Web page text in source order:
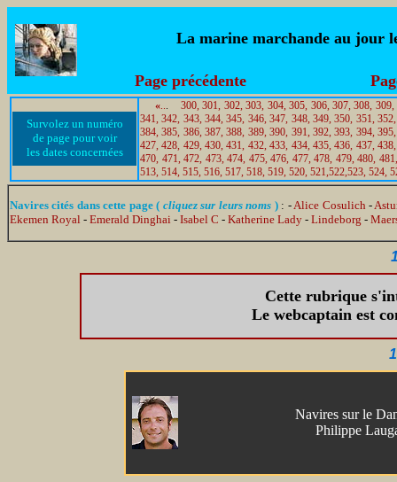
La marine marchande au jour
Page précédente
Survolez un numéro
de page pour voir
les dates concernées
«... 300, 301, 302, 303, 304, 305, 306, 307, 308, 309,
341, 342, 343, 344, 345, 346, 347, 348, 349, 350, 351, 352,
384, 385, 386, 387, 388, 389, 390, 391, 392, 393, 394, 395,
427, 428, 429, 430, 431, 432, 433, 434, 435, 436, 437, 438,
470, 471, 472, 473, 474, 475, 476, 477, 478, 479, 480, 481,
513, 514, 515, 516, 517, 518, 519, 520, 521,522,523, 524,
Navires cités dans cette page ( cliquez sur leurs noms ): -Alice Cosulich-
Ekemen Royal - Emerald Dinghai - Isabel C - Katherine Lady - Lindeborg -
Cette rubrique
Le webcaptain est
Navires sur le
Philippe